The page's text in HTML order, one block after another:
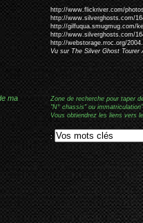
ma
http://www.flickriver.com/
http://www.silverghosts.com/
http://gilfuqua.smugmug.com/
http://www.silverghosts.com/
http://webstorage.rroc.org/
Vu sur The Silver Ghost Tourer
Zone de recherche pour taper
"N° chassis" ou
Vous obtiendrez les liens vers
: